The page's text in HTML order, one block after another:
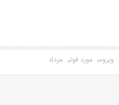
ویروس مورد فوتی مرداد